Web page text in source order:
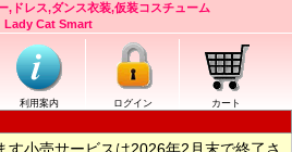
,ドレス,ダンス衣装,仮装コスチューム
Lady Cat Smart
利用案内 ログイン カート